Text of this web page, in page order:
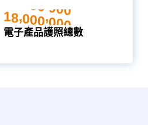
18,000,000
電子產品護照總數